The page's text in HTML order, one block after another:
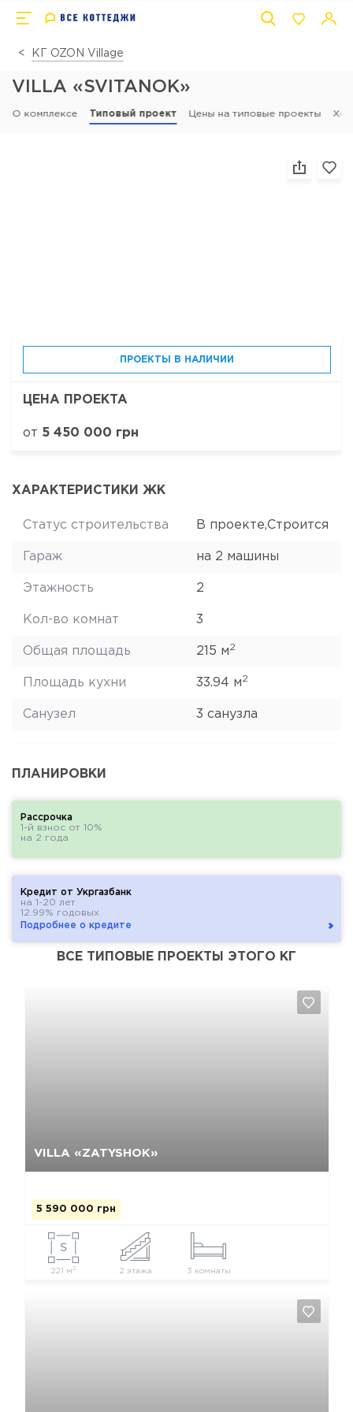
КГ OZON Village
VILLA «SVITANOK»
О комплексе Типовый проект Цены на типовые проекты Ход
ПРОЕКТЫ В НАЛИЧИИ
ЦЕНА ПРОЕКТА
от 5 450 000 грн
ХАРАКТЕРИСТИКИ ЖК
Статус строительства В проекте,Строится
Гараж на 2 машины
Этажность 2
Кол-во комнат 3
Общая площадь 215 м2
Площадь кухни 33.94 м2
Санузел 3 санузла
ПЛАНИРОВКИ
Рассрочка
1-й взнос от 10%
на 2 года
Кредит от Укргазбанк
на 1-20 лет
12.99% годовых
Подробнее о кредите
ВСЕ ТИПОВЫЕ ПРОЕКТЫ ЭТОГО КГ
VILLA «ZATYSHOK»
5 590 000 грн
221 м 2 2 этажа 3 комнаты